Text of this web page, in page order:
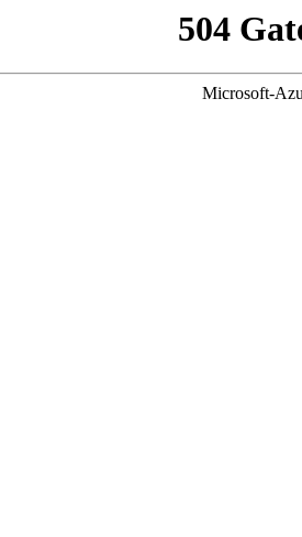
504
Microsoft-